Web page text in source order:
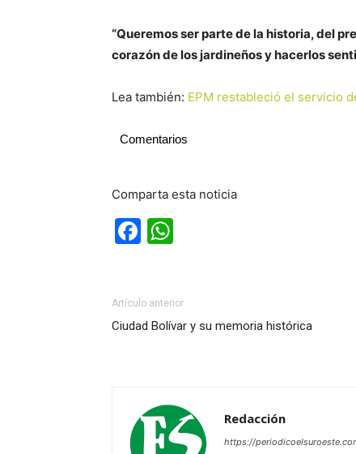
“Queremos ser parte de la historia, del
corazón de los jardineños y hacerlos
Lea también: EPM restableció el servicio
Comentarios
Comparta esta noticia
Facebook
Artículo anterior
Ciudad Bolívar y su memoria histórica
Redacción
https://